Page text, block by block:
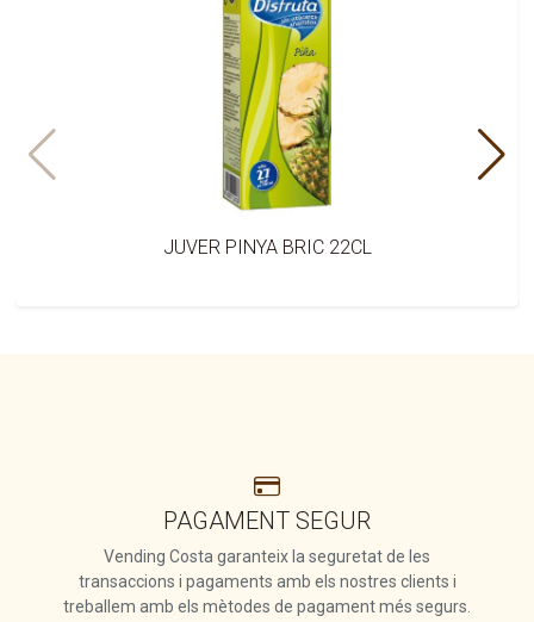
JUVER PINYA BRIC 22CL
PAGAMENT SEGUR
Vending Costa garanteix la seguretat de les
transaccions i pagaments amb els nostres clients i
treballem amb els mètodes de pagament més segurs.